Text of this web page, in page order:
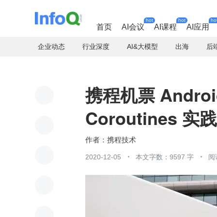
首页 AI会议
hot
AI课程
hot
AI应用
企业动态 行业深度 AI&大模型 出海 后
携程机票
Coroutines 实践
携程技术
2020-12-05 本文字数：9597 字 阅